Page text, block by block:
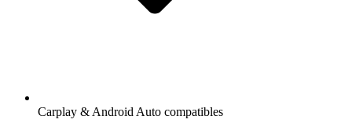
Carplay & Android Auto compatibles